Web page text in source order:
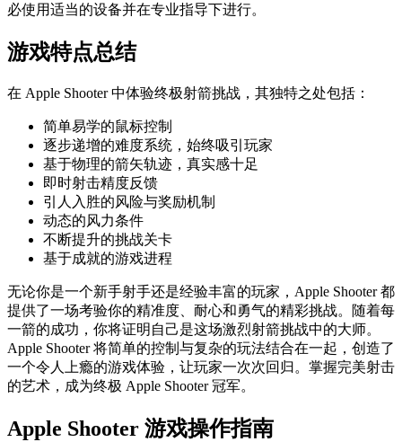
必使用适当的设备并在专业指导下进行。
游戏特点总结
在 Apple Shooter 中体验终极射箭挑战，其独特之处包括：
简单易学的鼠标控制
逐步递增的难度系统，始终吸引玩家
基于物理的箭矢轨迹，真实感十足
即时射击精度反馈
引人入胜的风险与奖励机制
动态的风力条件
不断提升的挑战关卡
基于成就的游戏进程
无论你是一个新手射手还是经验丰富的玩家，Apple Shooter 都
提供了一场考验你的精准度、耐心和勇气的精彩挑战。随着每
一箭的成功，你将证明自己是这场激烈射箭挑战中的大师。
Apple Shooter 将简单的控制与复杂的玩法结合在一起，创造了
一个令人上瘾的游戏体验，让玩家一次次回归。掌握完美射击
的艺术，成为终极 Apple Shooter 冠军。
Apple Shooter 游戏操作指南